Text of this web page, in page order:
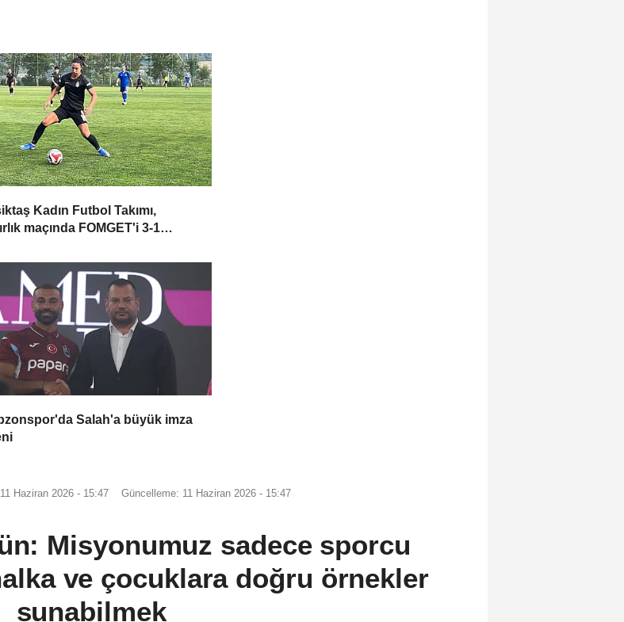
Kadın Futbol Takımı,
maçında FOMGET'i 3-1
Salah'a büyük imza
Haziran 2026 - 15:47 Güncelleme: 11 Haziran 2026 - 15:47
Misyonumuz sadece sporcu
ve çocuklara doğru örnekler
sunabilmek